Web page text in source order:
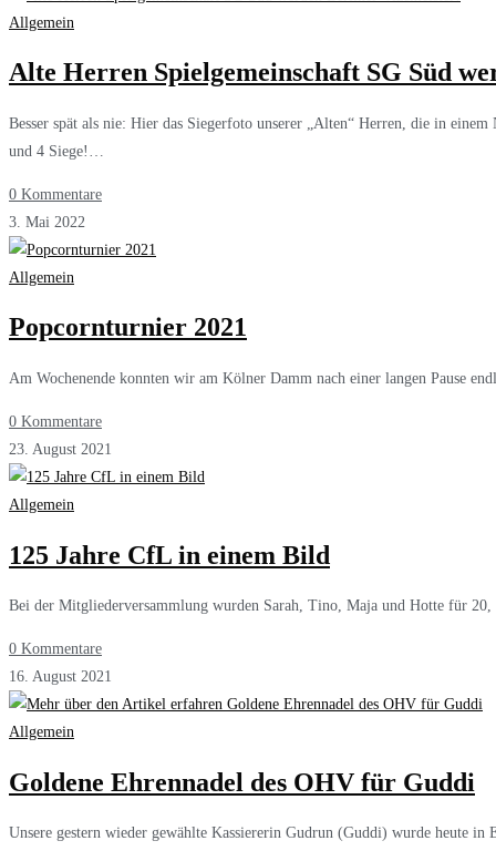
Allgemein
Alte Herren Spielgemeinschaft SG Süd
Besser spät als nie: Hier das Siegerfoto unserer „Alten“ Herren, die in
und 4 Siege!…
0 Kommentare
3. Mai 2022
Allgemein
Popcornturnier 2021
Am Wochenende konnten wir am Kölner Damm nach einer langen Pause
0 Kommentare
23. August 2021
Allgemein
125 Jahre CfL in einem Bild
Bei der Mitgliederversammlung wurden Sarah, Tino, Maja und Hotte für
0 Kommentare
16. August 2021
Allgemein
Goldene Ehrennadel des OHV für Guddi
Unsere gestern wieder gewählte Kassiererin Gudrun (Guddi) wurde heute